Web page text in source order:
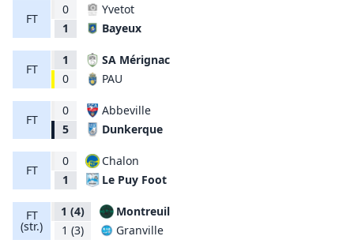
FT
0
1
Yvetot
Bayeux
FT
1
0
SA Mérignac
PAU
FT
0
5
Abbeville
Dunkerque
FT
0
1
Chalon
Le Puy Foot
FT
(str.)
1 (4)
1 (3)
Montreuil
Granville